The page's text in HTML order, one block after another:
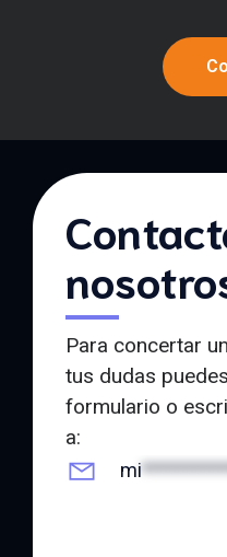
Para concertar
tus dudas
formulario o
a:
mi